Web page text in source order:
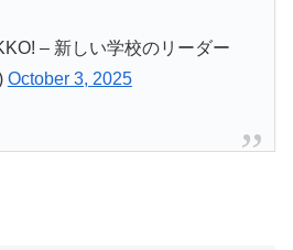
– 新しい学校のリーダー
October 3, 2025